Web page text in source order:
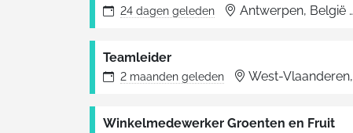
24 dagen geleden Antwerpen, België
Teamleider
2 maanden geleden West-Vlaanderen, België
Winkelmedewerker Groenten en Fruit